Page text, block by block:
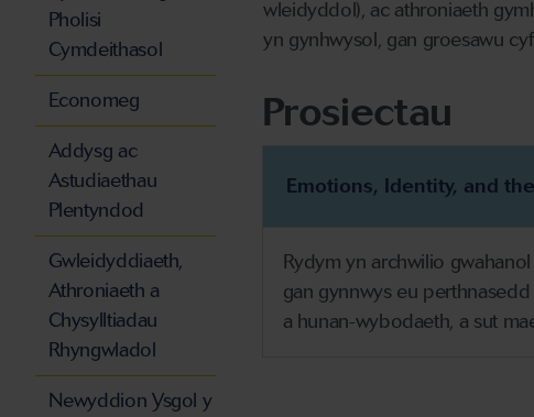
wleidyddol), ac athroniaeth
yn gynhwysol, gan groesawu
Prosiectau
Emotions, Identity, and
Rydym yn archwilio
gan gynnwys eu
a hunan-wybodaeth, a sut
Pholisi
Cymdeithasol
Economeg
Addysg ac
Astudiaethau
Plentyndod
Gwleidyddiaeth,
Athroniaeth a
Chysylltiadau
Rhyngwladol
Newyddion Ysgol y